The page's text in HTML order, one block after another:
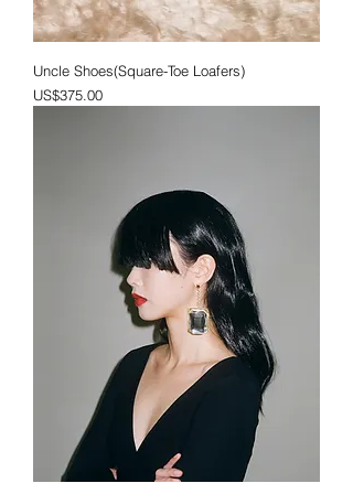
Uncle Shoes(Square-Toe Loafers)
가격
US$375.00